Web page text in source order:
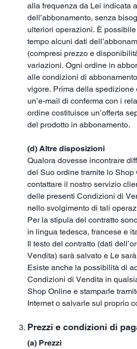
alla frequenza da Lei indicata
dell’abbonamento, senza
ulteriori operazioni. È
tempo alcuni dati
(compresi prezzo e
variazioni. Ogni ordine in
alle condizioni di
vigore. Prima della
un’e-mail di conferma con i
ordine costituisce un’offerta
del prodotto in abbonamento.
(d) Altre disposizioni
Qualora dovesse incontrare
del Suo ordine tramite lo
contattare il nostro servizio
delle presenti Condizioni di
nello svolgimento di tali
Per la stipula del contratto
in lingua tedesca, francese e
Il testo del contratto (dati
Vendita) sarà salvato e Le
Esiste anche la possibilità di
Condizioni di Vendita in
Shop Online e stamparle
Internet o salvarle sul proprio
Prezzi e condizioni di
(a) Prezzi